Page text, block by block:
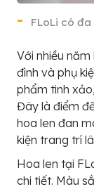
FLoLi có
Với nhiều
đình và phụ
phẩm tinh
Đây là điểm
hoa len đan
kiện trang trí
Hoa len tại
chi tiết. Màu